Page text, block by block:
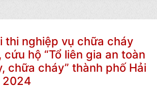
thi nghiệp vụ chữa cháy
hộ “Tổ liên gia an toàn
chữa cháy” thành phố Hải
2024